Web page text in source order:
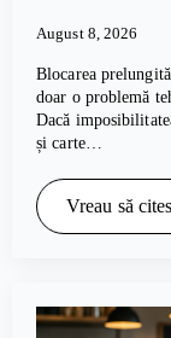
August 8, 2026
Blocarea
doar o problemă
Dacă
și carte…
Vreau să